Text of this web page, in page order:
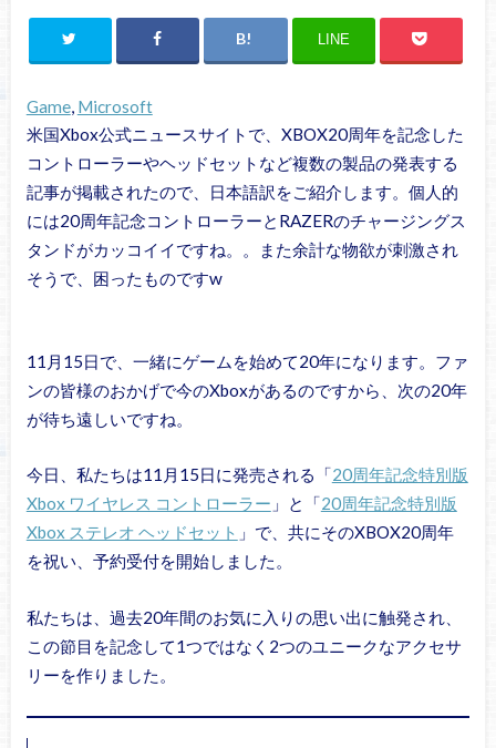
LINE
Game, Microsoft
米国Xbox公式ニュースサイトで、XBOX20周年を記念した
コントローラーやヘッドセットなど複数の製品の発表する
記事が掲載されたので、日本語訳をご紹介します。個人的
には20周年記念コントローラーとRAZERのチャージングス
タンドがカッコイイですね。。また余計な物欲が刺激され
そうで、困ったものですw
11月15日で、一緒にゲームを始めて20年になります。ファ
ンの皆様のおかげで今のXboxがあるのですから、次の20年
が待ち遠しいですね。
今日、私たちは11月15日に発売される「20周年記念特別版
Xbox ワイヤレス コントローラー 」と「20周年記念特別版
Xbox ステレオ ヘッドセット 」で、共にそのXBOX20周年
を祝い、予約受付を開始しました。
私たちは、過去20年間のお気に入りの思い出に触発され、
この節目を記念して1つではなく2つのユニークなアクセサ
リーを作りました。